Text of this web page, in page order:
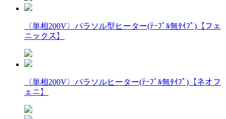
〈単相200V〉パラソル型ヒーター(ﾃｰﾌﾞﾙ無ﾀｲﾌﾟ)【フェ
ニックス】
〈単相200V〉パラソルヒーター(ﾃｰﾌﾞﾙ無ﾀｲﾌﾟ)【ネオフ
ェニ】